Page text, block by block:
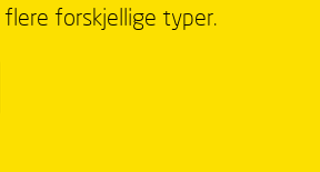
forskjellige typer.